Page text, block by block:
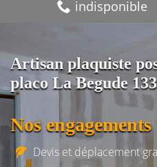
indisponible
Artisan plaquiste
placo La Begude
Nos engagements
Devis et déplacement